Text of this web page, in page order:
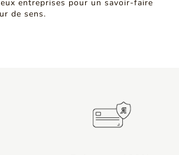
entreprises pour un savoir-faire
de sens.